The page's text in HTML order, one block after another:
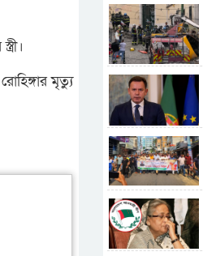
মৃত্যু